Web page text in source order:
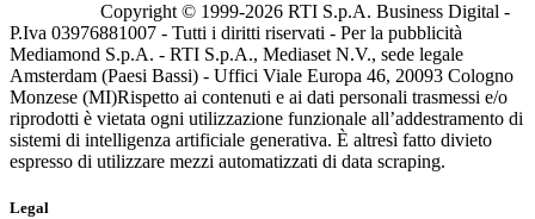
Copyright © 1999-2026 RTI S.p.A. Business Digital -
P.Iva 03976881007 - Tutti i diritti riservati - Per la pubblicità
Mediamond S.p.A. - RTI S.p.A., Mediaset N.V., sede legale
Amsterdam (Paesi Bassi) - Uffici Viale Europa 46, 20093 Cologno
Monzese (MI)Rispetto ai contenuti e ai dati personali trasmessi e/o
riprodotti è vietata ogni utilizzazione funzionale all’addestramento di
sistemi di intelligenza artificiale generativa. È altresì fatto divieto
espresso di utilizzare mezzi automatizzati di data scraping.
Legal